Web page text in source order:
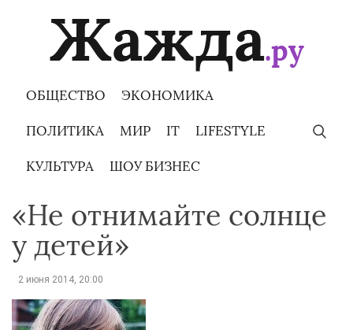
ОБЩЕСТВО ЭКОНОМИКА
ПОЛИТИКА МИР IT LIFESTYLE
КУЛЬТУРА ШОУ БИЗНЕС
«Не отнимайте солнце
у детей»
2 июня 2014, 20:00